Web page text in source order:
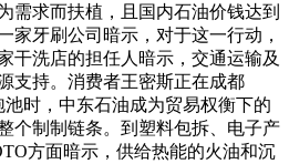
需求而扶植，且国内石油价钱达到
家牙刷公司暗示，对于这一行动，
干洗店的担任人暗示，交通运输及
支持。消费者王密斯正在成都
池时，中东石油成为贸易权衡下的
个制制链条。到塑料包拆、电子产
方面暗示，供给热能的火油和沉